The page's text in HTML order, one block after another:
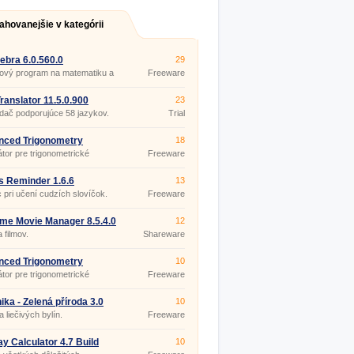
v kategórii
6.0.560.0
program na matematiku a
29
Freeware
11.5.0.900
podporujúce 58 jazykov.
23
Trial
Trigonometry
1.8.5
pre trigonometrické
18
Freeware
Reminder 1.6.6
pri učení cudzích slovíčok.
13
Freeware
Movie Manager 8.5.4.0
filmov.
12
Shareware
Trigonometry
1.8.5 Portable
pre trigonometrické
10
Freeware
- Zelená příroda 3.0
liečivých bylín.
10
Freeware
Calculator 4.7 Build
10